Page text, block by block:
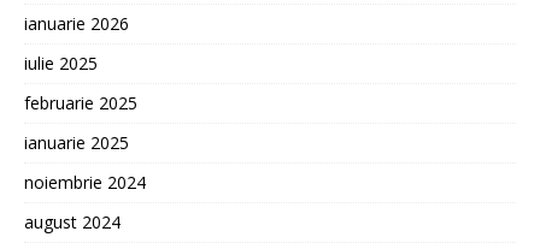
ianuarie 2026
iulie 2025
februarie 2025
ianuarie 2025
noiembrie 2024
august 2024